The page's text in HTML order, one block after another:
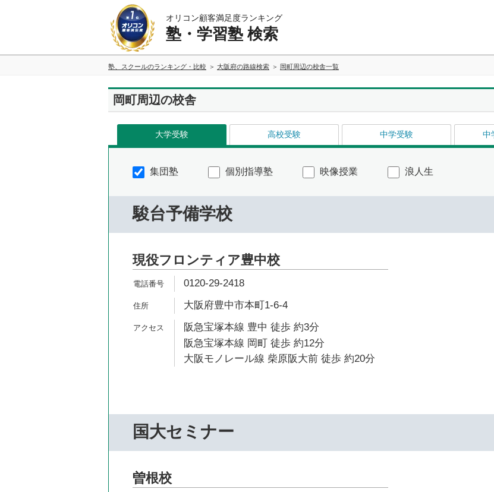
オリコン顧客満足度ランキング
塾・学習塾 検索
塾、スクールのランキング・比較 大阪府の路線検索 岡町周辺の校舎一覧
岡町周辺の校舎
大学受験 高校受験 中学受験 中
集団塾 個別指導塾 映像授業 浪人生
駿台予備学校
現役フロンティア豊中校
0120-29-2418
大阪府豊中市本町1-6-4
阪急宝塚本線 豊中 徒歩 約3分
阪急宝塚本線 岡町 徒歩 約12分
大阪モノレール線 柴原阪大前 徒歩 約20分
国大セミナー
曽根校